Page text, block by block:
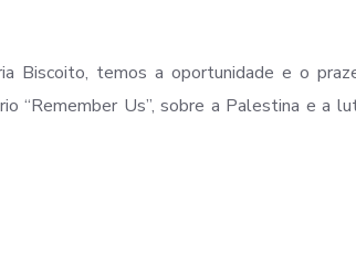
Biscoito, temos a oportunidade e o
“Remember Us”, sobre a Palestina e a